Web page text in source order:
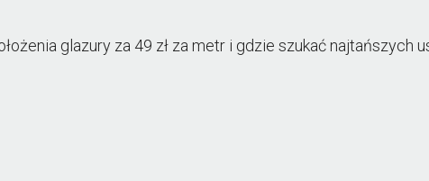
glazury za 49 zł za metr i gdzie szukać najtańszych